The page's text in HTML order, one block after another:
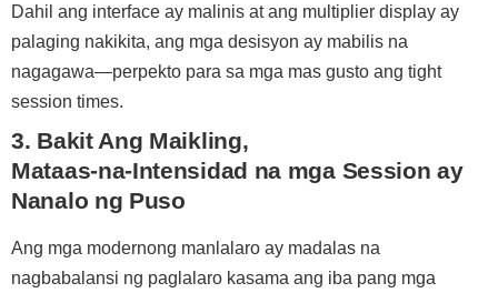
Dahil ang interface ay malinis at ang multiplier display ay
palaging nakikita, ang mga desisyon ay mabilis na
nagagawa—perpekto para sa mga mas gusto ang tight
session times.
3. Bakit Ang Maikling,
Mataas‑na‑Intensidad na mga Session ay
Nanalo ng Puso
Ang mga modernong manlalaro ay madalas na
nagbabalansi ng paglalaro kasama ang iba pang mga